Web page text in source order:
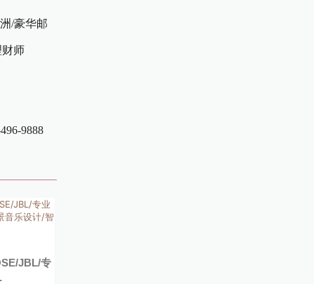
/豪华邮
财师
9888
JBL/专